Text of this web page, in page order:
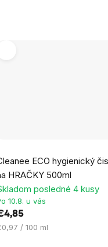
ECO hygienický
HRAČKY 500ml
posledné 4 kusy
10.8. u vás
/ 100 ml